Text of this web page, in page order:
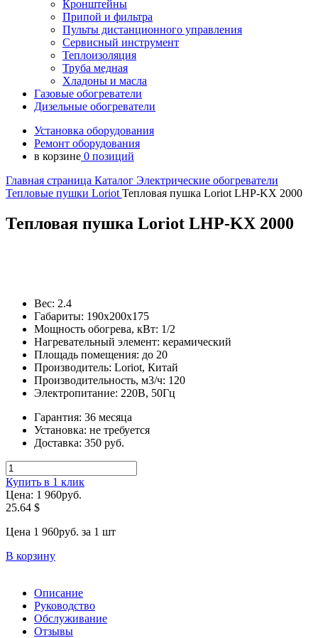
Кронштейны
Припой и фильтра
Пульты дистанционного управления
Сервисный инструмент
Теплоизоляция
Труба медная
Хладоны и масла
Газовые обогреватели
Дизельные обогреватели
Установка оборудования
Ремонт оборудования
в корзине 0 позиций
Главная страница Каталог Электрические обогреватели
Тепловые пушки Loriot Тепловая пушка Loriot LHP-KX 2000
Тепловая пушка Loriot LHP-KX 2000
Вес: 2.4
Габариты: 190х200х175
Мощность обогрева, кВт: 1/2
Нагревательный элемент: керамический
Площадь помещения: до 20
Производитель: Loriot, Китай
Производительность, м3/ч: 120
Электропитание: 220В, 50Гц
Гарантия: 36 месяца
Установка: не требуется
Доставка: 350 руб.
Купить в 1 клик
Цена: 1 960руб.
25.64 $
Цена 1 960руб. за 1 шт
В корзину
Описание
Руководство
Обслуживание
Отзывы